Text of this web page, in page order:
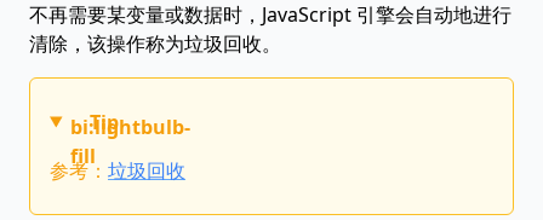
不再需要某变量或数据时，JavaScript 引擎会自动地进行
清除，该操作称为垃圾回收。
bi:lightbulb-
fill
Tip
参考： 垃圾回收